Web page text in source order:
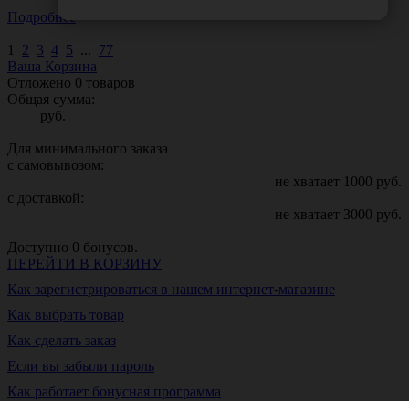
Подробнее
1 2 3 4 5 ... 77
Ваша Корзина
Отложено 0 товаров
Общая сумма:
руб.
Для минимального заказа
с самовывозом:
не хватает 1000 руб.
с доставкой:
не хватает 3000 руб.
Доступно 0 бонусов.
ПЕРЕЙТИ В КОРЗИНУ
Как зарегистрироваться в нашем интернет-магазине
Как выбрать товар
Как сделать заказ
Если вы забыли пароль
Как работает бонусная программа